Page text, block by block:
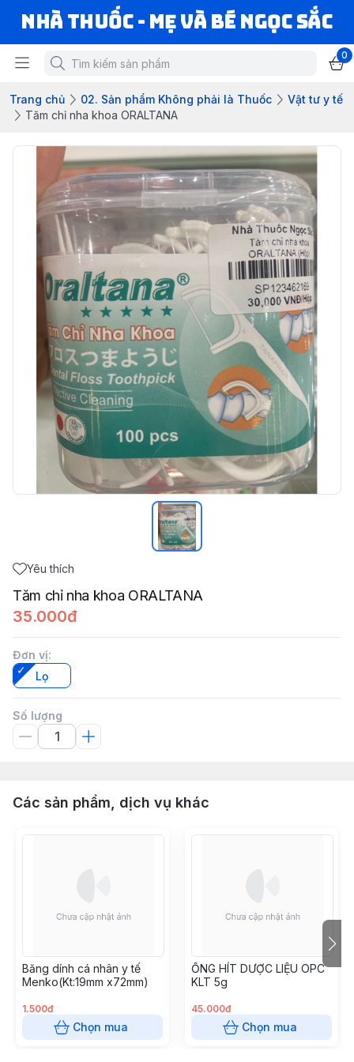
Nhà Thuốc - Mẹ và Bé Ngọc Sắc
0
Trang chủ 02. Sản phẩm Không phải là Thuốc
Vật tư y tế
Tăm chỉ nha khoa ORALTANA
Yêu thích
Tăm chỉ nha khoa ORALTANA
35.000đ
Đơn vị:
Lọ
Số lượng
Các sản phẩm, dịch vụ khác
Băng dính cá nhân y tế
Menko(Kt:19mm x72mm)
1.500đ
Chọn mua
ỐNG HÍT DƯỢC LIỆU OPC
KLT 5g
45.000đ
Chọn mua